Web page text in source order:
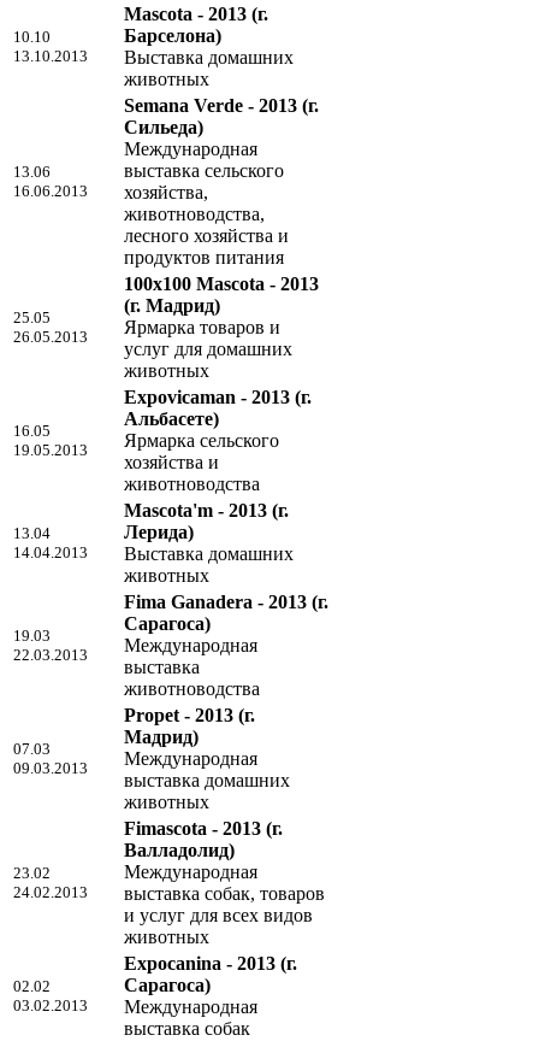
10.10
13.10.2013
Mascota - 2013 (г.
Барселона)
Выставка домашних
животных
13.06
16.06.2013
Semana Verde - 2013 (г.
Сильеда)
Международная
выставка сельского
хозяйства,
животноводства,
лесного хозяйства и
продуктов питания
25.05
26.05.2013
100x100 Mascota - 2013
(г. Мадрид)
Ярмарка товаров и
услуг для домашних
животных
16.05
19.05.2013
Expovicaman - 2013 (г.
Альбасете)
Ярмарка сельского
хозяйства и
животноводства
13.04
14.04.2013
Mascota'm - 2013 (г.
Лерида)
Выставка домашних
животных
19.03
22.03.2013
Fima Ganadera - 2013 (г.
Сарагоса)
Международная
выставка
животноводства
07.03
09.03.2013
Propet - 2013 (г.
Мадрид)
Международная
выставка домашних
животных
23.02
24.02.2013
Fimascota - 2013 (г.
Валладолид)
Международная
выставка собак, товаров
и услуг для всех видов
животных
02.02
03.02.2013
Expocanina - 2013 (г.
Сарагоса)
Международная
выставка собак